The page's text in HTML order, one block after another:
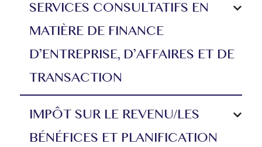
SERVICES CONSULTATIFS EN
MATIÈRE DE FINANCE
D’ENTREPRISE, D’AFFAIRES ET DE
TRANSACTION
IMPÔT SUR LE REVENU/LES
BÉNÉFICES ET PLANIFICATION